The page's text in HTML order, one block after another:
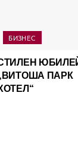
БИЗНЕС
ПАРК